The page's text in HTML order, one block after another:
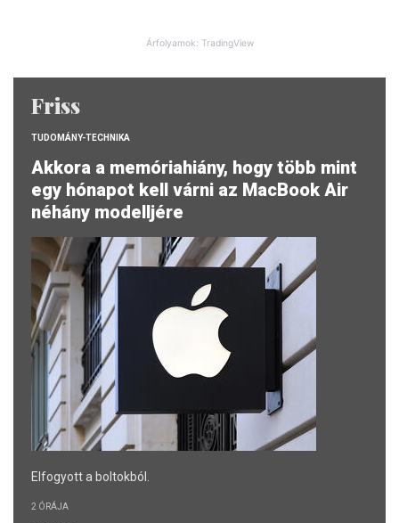
Árfolyamok: TradingView
Friss
TUDOMÁNY-TECHNIKA
Akkora a memóriahiány, hogy több mint
egy hónapot kell várni az MacBook Air
néhány modelljére
Elfogyott a boltokból.
2 ÓRÁJA